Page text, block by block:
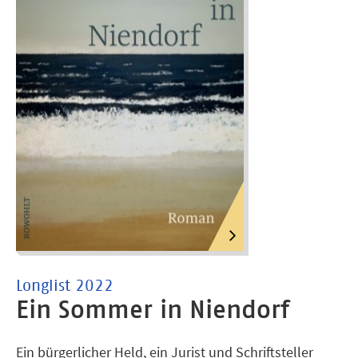
Longlist 2022
Ein Sommer in Niendorf
Ein bürgerlicher Held, ein Jurist und Schriftsteller